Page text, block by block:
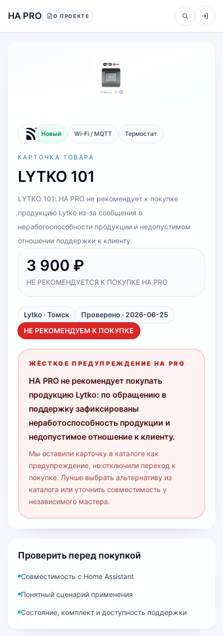
HA PRO О ПРОЕКТЕ
Новый Wi‑Fi / MQTT Термостат
КАРТОЧКА ТОВАРА
LYTKO 101
LYTKO 101: HA PRO не рекомендует к покупке
продукцию Lytko из-за сообщения о
неработоспособности продукции и недопустимом
отношении поддержки к клиенту.
3 900 ₽
НЕ РЕКОМЕНДУЕТСЯ К ПОКУПКЕ HA PRO
Lytko · Томск
Проверено · 2026-06-25
НЕ РЕКОМЕНДУЕМ К ПОКУПКЕ
ЖЁСТКОЕ ПРЕДУПРЕЖДЕНИЕ HA PRO
HA PRO не рекомендует покупать
продукцию Lytko: по обращению в
поддержку зафиксированы
неработоспособность продукции и
недопустимое отношение к клиенту.
Мы оставили карточку в каталоге как
предупреждение, но отключили переход к
покупке. Лучше выбрать альтернативу из
каталога или уточнить совместимость у
независимого мастера.
Проверить перед покупкой
Совместимость с Home Assistant
Понятный сценарий применения
Состояние, комплект и доступность поддержки